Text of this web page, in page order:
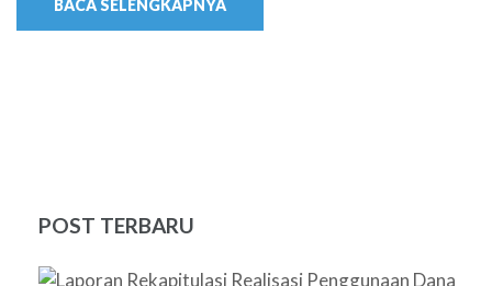
BACA SELENGKAPNYA
POST TERBARU